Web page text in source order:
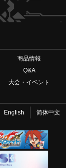
商品情報
Q&A
大会・イベント
English 简体中文